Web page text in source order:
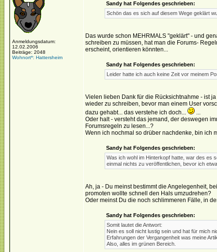
Anmeldungsdatum:
12.02.2006
Beiträge: 2048
Wohnort*: Hattersheim
Sandy hat Folgendes geschrieben:
Schön das es sich auf diesem Wege geklärt
Das wurde schon MEHRMALS "geklärt" - und
schreiben zu müssen, hat man die Forums-
erscheint, orientieren könnten...
Sandy hat Folgendes geschrieben:
Leider hatte ich auch keine Zeit vor meinem
Vielen lieben Dank für die Rücksichtnahme - ist
wieder zu schreiben, bevor man einem User
dazu gehabt... das verstehe ich doch...
...
Oder halt - versteht das jemand, der deswegen
Forumsregeln zu lesen...?
Wenn ich nochmal so drüber nachdenke, bin ich
Sandy hat Folgendes geschrieben:
Was ich wohl im Hinterkopf hatte, war des es
einmal nichts zu veröffentlichen, bevor ich
Ah, ja - Du meinst bestimmt die Angelegenheit,
promoten wollte schnell den Hals umzudrehen?
Oder meinst Du die noch schlimmeren Fälle, in
Sandy hat Folgendes geschrieben:
Somit lautet die Antwort:
Nein es soll nicht lustig sein und hat für mich
Erfahrungen der Vergangenheit was meine
Also, alles im grünen Bereich.